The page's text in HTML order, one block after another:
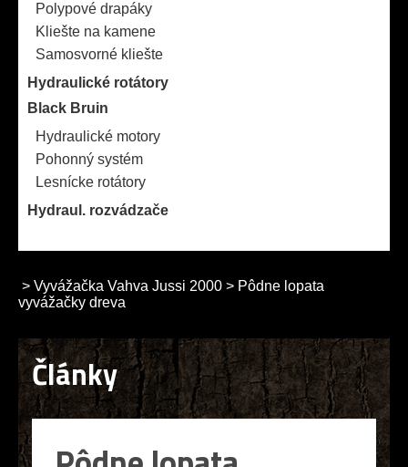
Polypové drapáky
Kliešte na kamene
Samosvorné kliešte
Hydraulické rotátory
Black Bruin
Hydraulické motory
Pohonný systém
Lesnícke rotátory
Hydraul. rozvádzače
> Vyvážačka Vahva Jussi 2000 > Pôdne lopata
vyvážačky dreva
Články